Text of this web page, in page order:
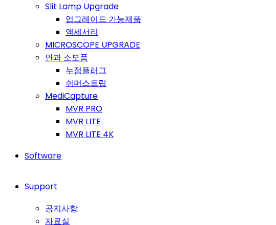
Slit Lamp Upgrade
업그레이드 가능제품
액세서리
MICROSCOPE UPGRADE
안과 소모품
누점플러그
쉬머스트립
MediCapture
MVR PRO
MVR LITE
MVR LITE 4K
Software
Support
공지사항
자료실